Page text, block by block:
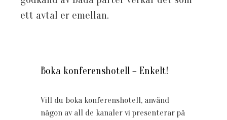
ett avtal er emellan.
Boka konferenshotell – Enkelt!
Vill du boka konferenshotell, använd
någon av all de kanaler vi presenterar på